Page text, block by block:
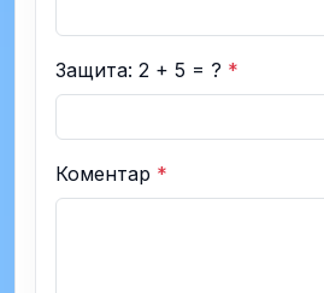
Защита: 2 + 5 = ? *
Коментар *